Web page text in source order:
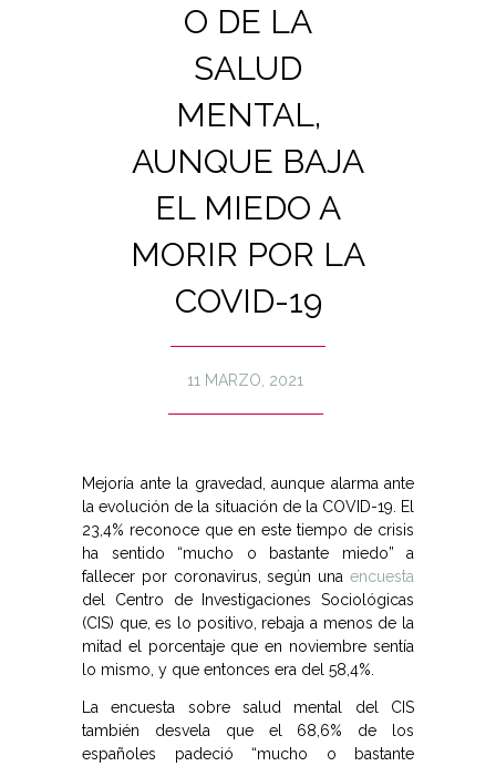
O DE LA
SALUD
MENTAL,
AUNQUE BAJA
EL MIEDO A
MORIR POR LA
COVID-19
11 MARZO, 2021
Mejoría ante la gravedad, aunque alarma ante
la evolución de la situación de la COVID-19. El
23,4% reconoce que en este tiempo de crisis
ha sentido “mucho o bastante miedo” a
fallecer por coronavirus, según una encuesta
del Centro de Investigaciones Sociológicas
(CIS) que, es lo positivo, rebaja a menos de la
mitad el porcentaje que en noviembre sentía
lo mismo, y que entonces era del 58,4%.
La encuesta sobre salud mental del CIS
también desvela que el 68,6% de los
españoles padeció “mucho o bastante